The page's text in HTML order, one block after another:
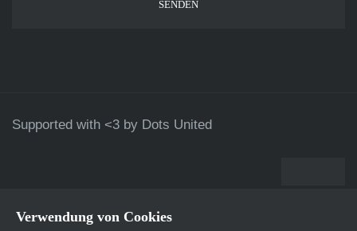
Supported with <3 by Dots United
Verwendung von Cookies